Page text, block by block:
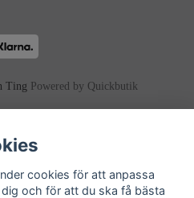
Ting Powered by Quickbutik
cookies för att anpassa
och för att du ska få bästa